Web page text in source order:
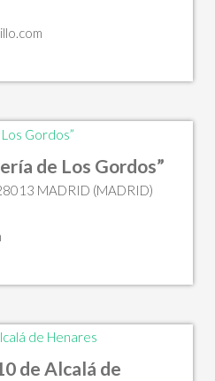
de Los Gordos”
MADRID (MADRID)
de Alcalá de